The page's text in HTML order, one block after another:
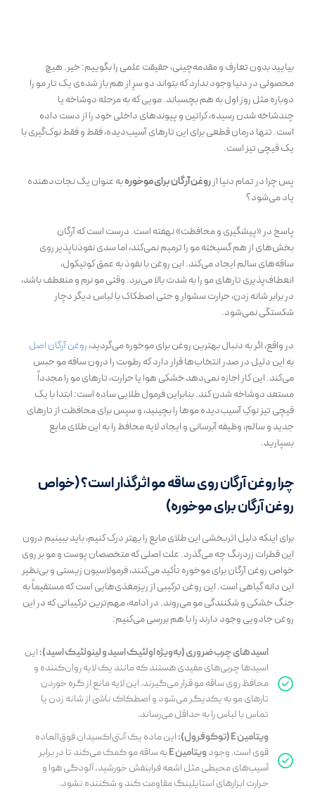
بیایید بدون تعارف و مقدمه‌چینی، حقیقت علمی را بگوییم: خیر. هیچ
محصولی در دنیا وجود ندارد که بتواند دو سرِ از هم باز شده‌ی یک تار مو را
دوباره مثل روز اول به هم بچسباند. مویی که به مرحله دوشاخه یا
چندشاخه شدن رسیده، کراتین و پیوند‌های داخلی خود را از دست داده
است. تنها درمان قطعی برای این تارهای آسیب‌دیده، فقط و فقط نوک‌گیری با
یک قیچی تیز است.
پس چرا در تمام دنیا ازروغن آرگان برای موخورهبه عنوان یک نجات‌دهنده
یاد می‌شود؟
پاسخ در «پیشگیری و محافظت» نهفته است. درست است که آرگان
بخش‌های از هم گسیخته مو را ترمیم نمی‌کند، اما سدی نفوذناپذیر روی
ساقه‌های سالم ایجاد می‌کند. این روغن با نفوذ به عمق کوتیکول،
انعطاف‌پذیری تارهای مو را به شدت بالا می‌برد. وقتی مو نرم و منعطف باشد،
در برابر شانه زدن، حرارت سشوار و حتی اصطکاک با لباس دیگر دچار
شکستگی نمی‌شود.
در واقع، اگر به دنبال بهترین روغن برای موخوره می‌گردید،روغن آرگان اصل
به این دلیل در صدر انتخاب‌ها قرار دارد که رطوبت را درون ساقه مو حبس
می‌کند. این کار اجازه نمی‌دهد خشکی هوا یا حرارت، تارهای مو را مجدداً
مستعد دوشاخه شدن کند. بنابراین فرمول طلایی ساده است: ابتدا با یک
قیچی تیز نوکِ آسیب‌دیده موها را بچینید، و سپس برای محافظت از تارهای
جدید و سالم، وظیفه آبرسانی و ایجاد لایه محافظ را به این طلای مایع
بسپارید.
چرا روغن آرگان روی ساقه مو اثرگذار است؟ (خواص
روغن آرگان برای موخوره)
برای اینکه دلیل اثربخشی این طلای مایع را بهتر درک کنیم، باید ببینیم درون
این قطرات زردرنگ چه می‌گذرد. علت اصلی که متخصصان پوست و مو بر روی
خواص روغن آرگان برای موخوره تأکید می‌کنند، فرمولاسیون زیستی و بی‌نظیر
این دانه گیاهی است. این روغن ترکیبی از ریزمغذی‌هایی است که مستقیماً به
جنگ خشکی و شکنندگی مو می‌روند. در ادامه، مهم‌ترین ترکیباتی که در این
روغن جادویی وجود دارند را با هم بررسی می‌کنیم:
اسیدهای چرب ضروری (به‌ویژه اولئیک اسید و لینولئیک اسید): این
اسیدها چربی‌های مفیدی هستند که مانند یک لایه روان‌کننده و
محافظ روی ساقه مو قرار می‌گیرند. این لایه مانع از گره خوردن
تارهای مو به یکدیگر می‌شود و اصطکاک ناشی از شانه زدن یا
تماس با لباس را به حداقل می‌رساند.
ویتامین E (توکوفرول):
این ماده یک آنتی‌اکسیدان فوق‌العاده
قوی است. وجود ویتامین E به ساقه مو کمک می‌کند تا در برابر
آسیب‌های محیطی مثل اشعه فرابنفش خورشید، آلودگی هوا و
حرارت ابزارهای استایلینگ مقاومت کند و شکننده نشود.